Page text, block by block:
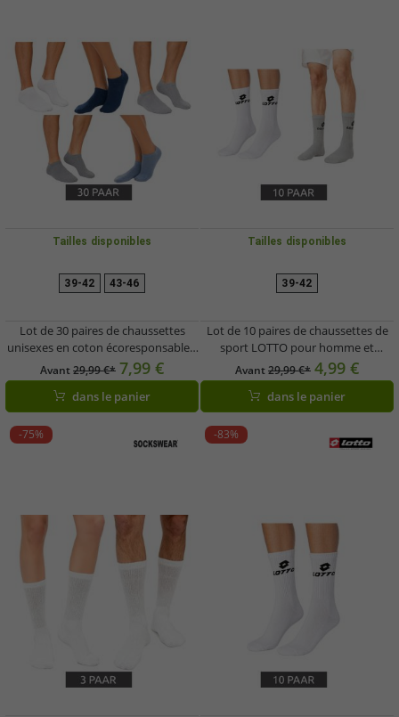
Tailles disponibles
39-42 43-46
Lot de 30 paires de chaussettes
unisexes en coton écoresponsables,
chaussettes simples pour baskets,
chaussettes basses, gris/blanc/gris
clair/bleu clair/bleu
Avant29,99 €* 7,99 €
dans le panier
Tailles disponibles
39-42
Lot de 10 paires de chaussettes de
sport LOTTO pour homme et
femme - Chaussettes
d'entraînement, chaussettes de
tennis, chaussettes en coton - Blanc,
gris ou noir
Avant29,99 €* 4,99 €
dans le panier
-75% -83%